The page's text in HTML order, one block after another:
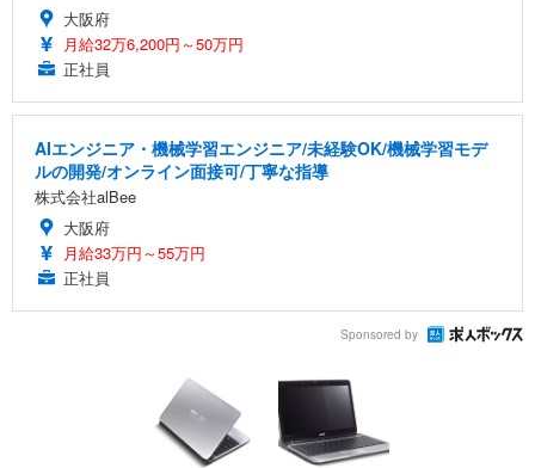
大阪府
月給32万6,200円～50万円
正社員
AIエンジニア・機械学習エンジニア/未経験OK/機械学習モデ
ルの開発/オンライン面接可/丁寧な指導
株式会社alBee
大阪府
月給33万円～55万円
正社員
Sponsored by